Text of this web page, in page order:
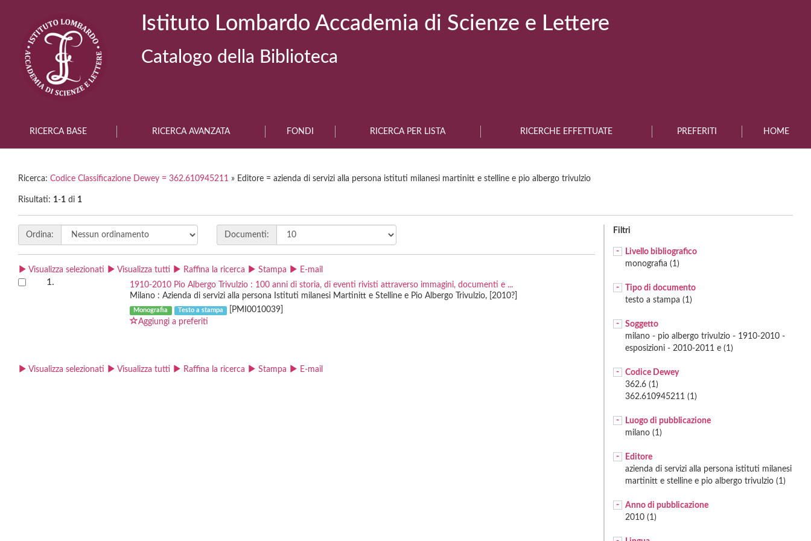
Istituto Lombardo Accademia di Scienze e Lettere
Catalogo della Biblioteca
RICERCA BASE RICERCA AVANZATA FONDI RICERCA PER LISTA RICERCHE EFFETTUATE PREFERITI HOME
Ricerca: Codice Classificazione Dewey = 362.610945211 » Editore = azienda di servizi alla persona istituti milanesi martinitt e stelline e pio albergo trivulzio
Risultati: 1-1 di 1
Filtri
Livello bibliografico
monografia (1)
Tipo di documento
testo a stampa (1)
Soggetto
milano - pio albergo trivulzio - 1910-2010 -
esposizioni - 2010-2011 e (1)
Codice Dewey
362.6 (1)
362.610945211 (1)
Luogo di pubblicazione
milano (1)
Editore
azienda di servizi alla persona istituti milanesi
martinitt e stelline e pio albergo trivulzio (1)
Anno di pubblicazione
2010 (1)
Ordina: Documenti:
Visualizza selezionati Visualizza tutti Raffina la ricerca Stampa E-mail
1.
1910-2010 Pio Albergo Trivulzio : 100 anni di storia, di eventi rivisti attraverso immagini, documenti e ...
Milano : Azienda di servizi alla persona Istituti milanesi Martinitt e Stelline e Pio Albergo Trivulzio, [2010?]
Monografia Testo a stampa
[PMI0010039]
Aggiungi a preferiti
Visualizza selezionati Visualizza tutti Raffina la ricerca Stampa E-mail